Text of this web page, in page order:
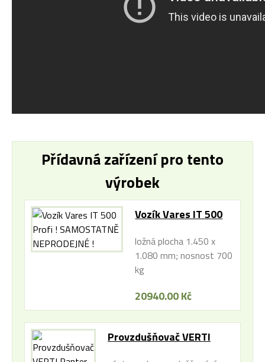
Přídavná zařízení pro tento
výrobek
Vozík Vares IT 500
NEPRODEJNÉ !
ložná plocha 1.450 x
1.080 mm; nosnost 700
kg
20940.00 Kč
Provzdušňovač VERTI